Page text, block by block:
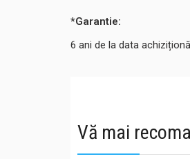
*Garantie:
6 ani de la data
Vă mai